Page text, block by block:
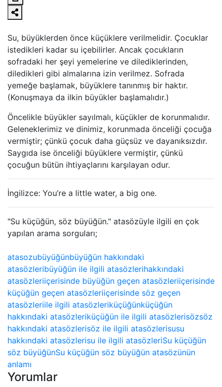
Su, büyüklerden önce küçüklere verilmelidir. Çocuklar
istedikleri kadar su içebilirler. Ancak çocukların
sofradaki her şeyi yemelerine ve dilediklerinden,
diledikleri gibi almalarına izin verilmez. Sofrada
yemeğe başlamak, büyüklere tanınmış bir haktır.
(Konuşmaya da ilkin büyükler başlamalıdır.)
Öncelikle büyükler sayılmalı, küçükler de korunmalıdır.
Geleneklerimiz ve dinimiz, korunmada önceliği çocuğa
vermiştir; çünkü çocuk daha güçsüz ve dayanıksızdır.
Saygıda ise önceliği büyüklere vermiştir, çünkü
çocuğun bütün ihtiyaçlarını karşılayan odur.
İngilizce: You’re a little water, a big one.
"Su küçüğün, söz büyüğün." atasözüyle ilgili en çok
yapılan arama sorguları;
atasozubüyüğünbüyüğün hakkındaki
atasözleribüyüğün ile ilgili atasözlerihakkındaki
atasözleriiçerisinde büyüğün geçen atasözleriiçerisinde
küçüğün geçen atasözleriiçerisinde söz geçen
atasözleriile ilgili atasözleriküçüğünküçüğün
hakkındaki atasözleriküçüğün ile ilgili atasözlerisözsöz
hakkındaki atasözlerisöz ile ilgili atasözlerisusu
hakkındaki atasözlerisu ile ilgili atasözleriSu küçüğün
söz büyüğünSu küçüğün söz büyüğün atasözünün
anlamı
Yorumlar